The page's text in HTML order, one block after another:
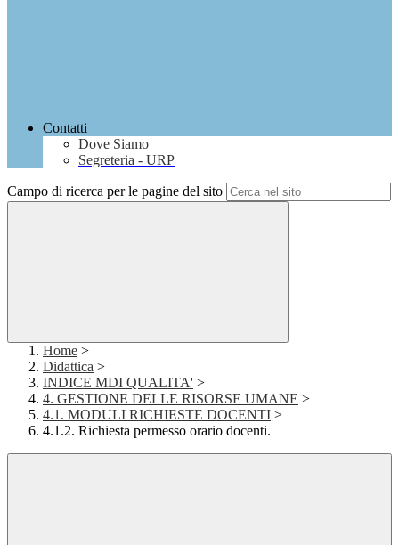
Contatti
Dove Siamo
Segreteria - URP
Campo di ricerca per le pagine del sito
Home >
Didattica >
INDICE MDI QUALITA' >
4. GESTIONE DELLE RISORSE UMANE >
4.1. MODULI RICHIESTE DOCENTI >
4.1.2. Richiesta permesso orario docenti.